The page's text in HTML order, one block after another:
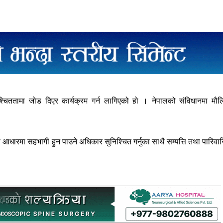
जोड दिएर कार्यक्रम गर्न लागिएको हो । नेपालको संविधानमा
सहभागी हुन पाउने अधिकार सुनिश्चित गर्नुका साथै सम्पत्ति तथा